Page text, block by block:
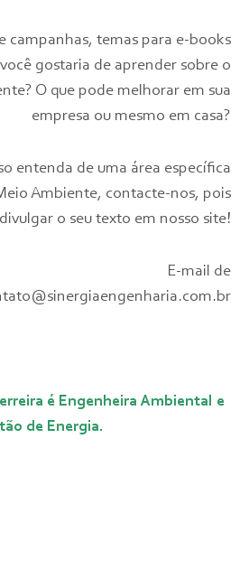
campanhas, temas para e-books
gostaria de aprender sobre o
O que pode melhorar em sua
empresa ou mesmo em casa?
entenda de uma área específica
Ambiente, contacte-nos, pois
o seu texto em nosso site!
E-mail de
é Engenheira Ambiental e
de Energia.